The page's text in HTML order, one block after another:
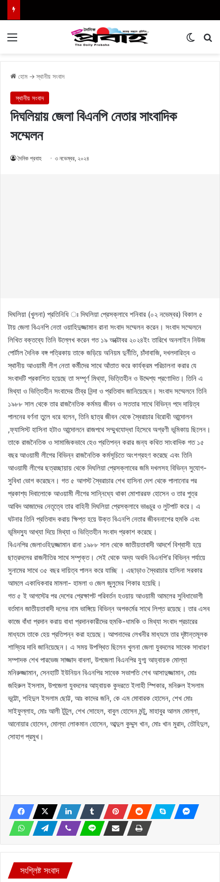
হোম → স্থানীয় সংবাদ
স্থানীয় সংবাদ
দিঘলিয়ায় জেলা বিএনপি নেতার সাংবাদিক
সম্মেলন
দৈনিক প্রবাহ ৩ নভেম্বর, ২০২৪
দিঘলিয়া (খুলনা) প্রতিনিধি ঃ দিঘলিয়া প্রেসক্লাবে শনিবার (০২ নভেম্বর) বিকাল ৫
টায় জেলা বিএনপি নেতা ওয়াহিদুজ্জামান রানা সংবাদ সম্মেলন করেন। সংবাদ সম্মেলনে
লিখিত বক্তব্যে তিনি উল্লেখ করেন গত ১৯ অক্টোবর ২০২৪ইং তারিখে অনলাইন নিউজ
পোর্টাল দৈনিক বঙ্গ পত্রিকায় তাকে জড়িয়ে অনিয়ম দুর্নীতি, চাঁদাবাজি, দখলদারিত্ব ও
স্থানীয় আওয়ামী লীগ নেতা কর্মীদের সাথে আঁতাত করে কার্যক্রম পরিচালনা করার যে
সংবাদটি প্রকাশিত হয়েছে তা সম্পূর্ণ মিথ্যা, ভিত্তিহীন ও উদ্দেশ্য প্রণোদিত। তিনি এ
মিথ্যা ও ভিত্তিহীন সংবাদের তীব্র নিন্দা ও প্রতিবাদ জানিয়েছেন। সংবাদ সম্মেলনে তিনি
১৯৮৮ সাল থেকে তার রাজনৈতিক কর্মময় জীবন ও সততার সাথে বিভিন্ন পদে দায়িত্ব
পালনের বর্ণনা তুলে ধরে বলেন, তিনি ছাত্র জীবন থেকে স্বৈরাচার বিরোধী আন্দোলন
,ফ্যাসিস্ট হাসিনা হটাও আন্দোলনে রাজপথে সম্মুখযোদ্ধা হিসেবে অগ্রণী ভূমিকায় ছিলেন।
তাকে রাজনৈতিক ও সামাজিকভাবে হেও প্রতিপন্ন করার জন্য কথিত সাংবাদিক গত ১৫
বছর আওয়ামী লীগের বিভিন্ন রাজনৈতিক কর্মসূচিতে অংশগ্রহণ করেছে এবং তিনি
আওয়ামী লীগের ছত্রচ্ছায়ায় থেকে দিঘলিয়া প্রেসক্লাবের জমি দখলসহ বিভিন্ন সুযোগ-
সুবিধা ভোগ করেছেন। গত ৫ আগস্ট স্বৈরাচার শেখ হাসিনা দেশ থেকে পালানোর পর
প্রকাশ্য দিবালোকে আওয়ামী লীগের সান্নিধ্যে থাকা মোশাররফ হোসেন ও তার পুত্র
আবিদ আজাদের নেতৃত্বে তার বাহিনী দিঘলিয়া প্রেসক্লাবে ভাঙচুর ও লুটপাট করে। এ
ঘটনার তিনি প্রতিবাদ করায় ক্ষিপ্ত হয়ে উক্ত বিএনপি নেতার জীবননাশের হুমকি এবং
ভূমিদস্যু আখ্যা দিয়ে মিথ্যা ও ভিত্তিহীন সংবাদ প্রকাশ করেছে।
বিএনপির জেলাওহিদুজ্জামান রানা ১৯৮৮ সাল থেকে জাতীয়তাবাদী আদর্শে বিশ্বাসী হয়ে
ছাত্রদলের রাজনীতির সাথে সম্পৃক্ত। সেই থেকে অদ্য অবদি বিএনপি’র বিভিন্ন পর্যায়ে
সুনামের সাথে ৩৫ বছর দায়িত্ব পালন করে যাচ্ছি । এছাড়াও স্বৈরাচার হাসিনা সরকার
আমলে একাধিকবার মামলা- হামলা ও জেল জুলুমের শিকার হয়েছি।
গত ৫ ই আগস্টের পর দেশের প্রেক্ষাপট পরিবর্তন হওয়ায় আওয়ামী আমলের সুবিধাভোগী
বর্তমান জাতীয়তাবাদী দলের নাম ভাঙ্গিয়ে বিভিন্ন অপকর্মের সাথে লিপ্ত রয়েছে। তার এসব
কাজে বাঁধা প্রদান করায় বাধা প্রদানকারীদের হুমকি-ধামকি ও মিথ্যা সংবাদ প্রচারের
মাধ্যমে তাকে হেয় প্রতিপন্ন করা হয়েছে। আপনাদের লেখনীর মাধ্যমে তার দৃষ্টান্তমূলক
শাস্তির দাবি জানিয়েছেন। এ সময় উপস্থিত ছিলেন খুলনা জেলা যুবদলের সাবেক সাধারণ
সম্পাদক শেখ পারভেজ সাজ্জাদ বাবলা, উপজেলা বিএনপির যুগ্ম আহ্বায়ক মোল্যা
মনিরুজ্জামান, সেনহাটি ইউনিয়ন বিএনপির সাবেক সভাপতি শেখ আসাদুজ্জামান, মোঃ
জহিরুল ইসলাম, উপজেলা যুবদলের আহ্বায়ক কুদরতে ইলাহী স্পিকার, মনিরুল ইসলাম
ভূট্টো, শহিদুল ইসলাম ছোট্ট, আঃ কাদের জনি, কে এম মোবারক হোসেন, শেখ মোঃ
সাইফুল্লাহ, মোঃ আলী টুটুল, শেখ সোহেল, বাবুল হোসেন মন্টু, মাহাবুর আলম মোল্লা,
আনোয়ার হোসেন, মোল্যা লোকমান হোসেন, আব্দুল কুদ্দুস খান, মোঃ খান মুরাদ, তৌহিদুল,
সোহাগ প্রমুখ।
সংশ্লিষ্ট সংবাদ